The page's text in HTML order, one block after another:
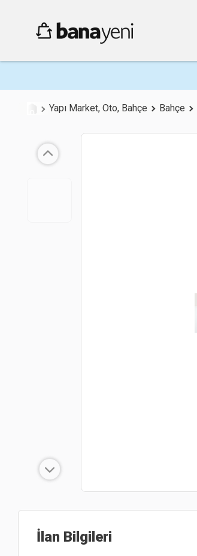
Yapı Market, Oto, Bahçe Bahçe
İlan Bilgileri